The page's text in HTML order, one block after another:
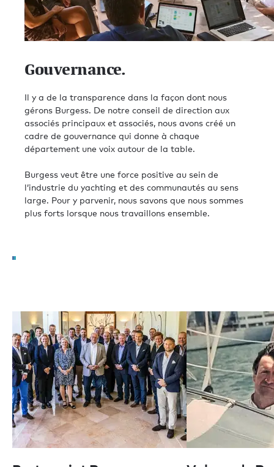
Gouvernance.
Il y a de la transparence dans la façon dont nous
gérons Burgess. De notre conseil de direction aux
associés principaux et associés, nous avons créé un
cadre de gouvernance qui donne à chaque
département une voix autour de la table.
Burgess veut être une force positive au sein de
l’industrie du yachting et des communautés au sens
large. Pour y parvenir, nous savons que nous sommes
plus forts lorsque nous travaillons ensemble.